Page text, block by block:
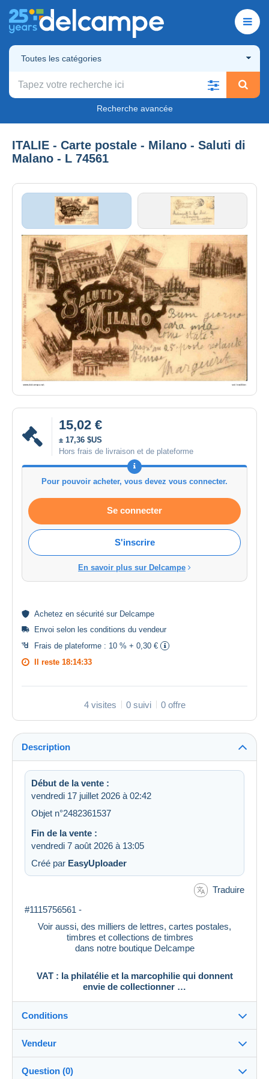
Toutes les catégories
Recherche avancée
ITALIE - Carte postale - Milano - Saluti di
Malano - L 74561
15,02 €
± 17,36 $US
Hors frais de livraison et de plateforme
Pour pouvoir acheter, vous devez vous connecter.
Se connecter
S'inscrire
En savoir plus sur Delcampe
Achetez en sécurité sur Delcampe
Envoi selon les conditions du vendeur
Frais de plateforme : 10 % + 0,30 €
Il reste 18:14:32
4 visites 0 suivi 0 offre
Description
Début de la vente :
vendredi 17 juillet 2026 à 02:42
Objet n°2482361537
Fin de la vente :
vendredi 7 août 2026 à 13:05
Créé par EasyUploader
Traduire
#1115756561 -
Voir aussi, des milliers de lettres, cartes postales,
timbres et collections de timbres
dans notre boutique Delcampe
VAT : la philatélie et la marcophilie qui donnent
envie de collectionner …
Conditions
Destination :
Voir la liste des pays
Vendeur
Question (0)